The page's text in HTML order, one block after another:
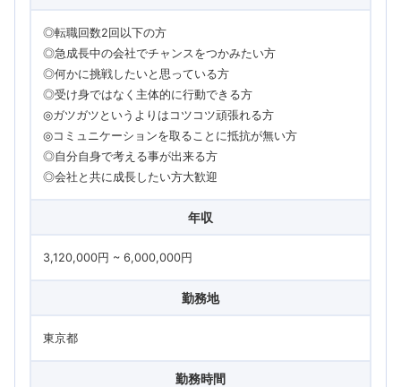
◎転職回数2回以下の方
◎急成長中の会社でチャンスをつかみたい方
◎何かに挑戦したいと思っている方
◎受け身ではなく主体的に行動できる方
◎ガツガツというよりはコツコツ頑張れる方
◎コミュニケーションを取ることに抵抗が無い方
◎自分自身で考える事が出来る方
◎会社と共に成長したい方大歓迎
年収
3,120,000円 ~ 6,000,000円
勤務地
東京都
勤務時間